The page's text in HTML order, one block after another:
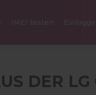
IMEI testen
DER